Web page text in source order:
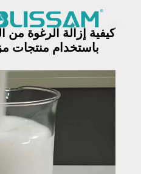
المحتوىكيفية إزالة الرغوة
باستخدام منتجات